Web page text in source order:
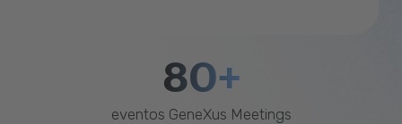
80+
eventos GeneXus Meetings